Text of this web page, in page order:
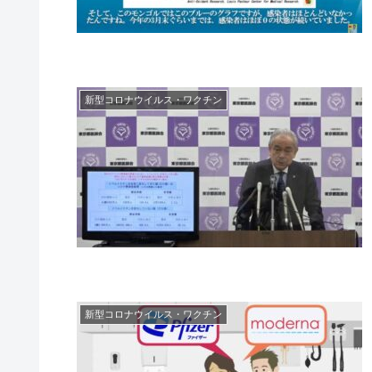
新型コロナウイルス・ワクチン
新型コロナウイルス・ワクチン